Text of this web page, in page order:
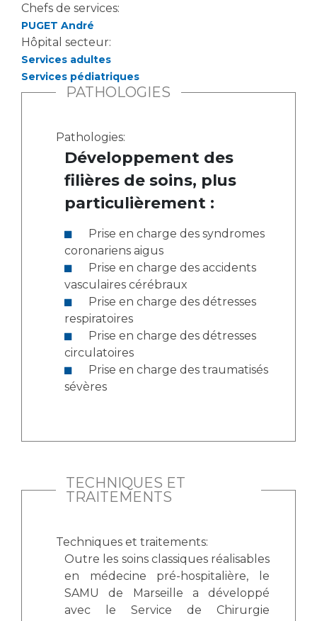
Maladies rares
Maternité Hôpital Nord
Vos représentants
La Commission Des Usagers (CDU)
Les Comités Locaux des Usagers
Le projet des usagers
Qualité
Nos indicateurs qualité et de sécurité des soins
Protection des données
Presse / Multimédia
Communiqués de presse
Dossiers de presse
Fournisseurs
Rôles et missions
Liste des marchés conclus
Documents utiles
Chefs de services:
PUGET André
Hôpital secteur:
Services adultes
Services pédiatriques
PATHOLOGIES
Pathologies:
Développement des
filières de soins, plus
particulièrement :
Prise en charge des syndromes
coronariens aigus
Prise en charge des accidents
vasculaires cérébraux
Prise en charge des détresses
respiratoires
Prise en charge des détresses
circulatoires
Prise en charge des traumatisés
sévères
TECHNIQUES ET
TRAITEMENTS
Techniques et traitements:
Outre les soins classiques réalisables
en médecine pré-hospitalière, le
SAMU de Marseille a développé
avec le Service de Chirurgie